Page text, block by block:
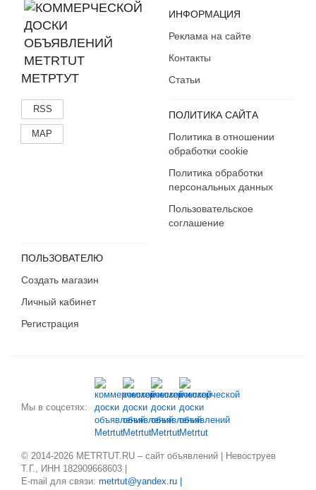
МЕТРТУТ
RSS
MAP
ИНФОРМАЦИЯ
Реклама на сайте
Контакты
Статьи
ПОЛИТИКА САЙТА
Политика в отношении
обработки cookie
Политика обработки
персональных данных
Пользовательское
соглашение
ПОЛЬЗОВАТЕЛЮ
Создать магазин
Личный кабинет
Регистрация
Мы в соцсетях:
© 2014-2026 METRTUT.RU – сайт объявлений | Невоструев
Т.Г., ИНН 182909668603 |
E-mail для связи: metrtut@yandex.ru |